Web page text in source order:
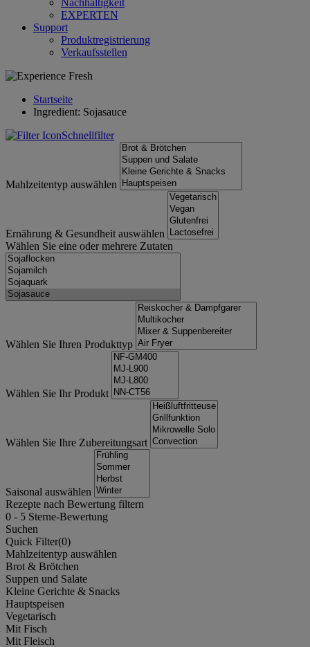
Nachhaltigkeit
EXPERTEN
Support
Produktregistrierung
Verkaufsstellen
Startseite
Ingredient: Sojasauce
Schnellfilter
Mahlzeitentyp auswählen
Ernährung & Gesundheit auswählen
Wählen Sie eine oder mehrere Zutaten
Wählen Sie Ihren Produkttyp
Wählen Sie Ihr Produkt
Wählen Sie Ihre Zubereitungsart
Saisonal auswählen
Rezepte nach Bewertung filtern
0 - 5 Sterne-Bewertung
Suchen
Quick Filter(0)
Mahlzeitentyp auswählen
Brot & Brötchen
Suppen und Salate
Kleine Gerichte & Snacks
Hauptspeisen
Vegetarisch
Mit Fisch
Mit Fleisch